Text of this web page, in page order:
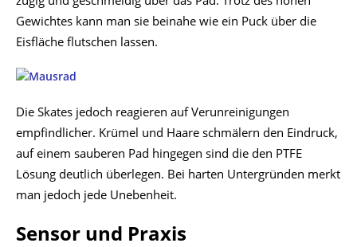
Gewichtes kann man sie beinahe wie ein Puck über die
Eisfläche flutschen lassen.
Die Skates jedoch reagieren auf Verunreinigungen
empfindlicher. Krümel und Haare schmälern den Eindruck,
auf einem sauberen Pad hingegen sind die den PTFE
Lösung deutlich überlegen. Bei harten Untergründen merkt
man jedoch jede Unebenheit.
Sensor und Praxis